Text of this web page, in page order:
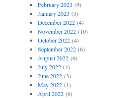
February 2023 (9)
January 2023 (3)
December 2022(4)
November 2022(10)
October 2022(4)
September 2022(6)
August 2022(6)
July 2022(4)
June 2022(3)
May 2022(1)
April 2022(6)